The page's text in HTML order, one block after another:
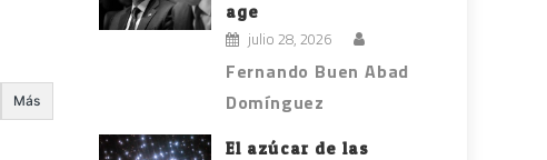
Más
age
julio 28, 2026
Fernando Buen Abad
Domínguez
El azúcar de las